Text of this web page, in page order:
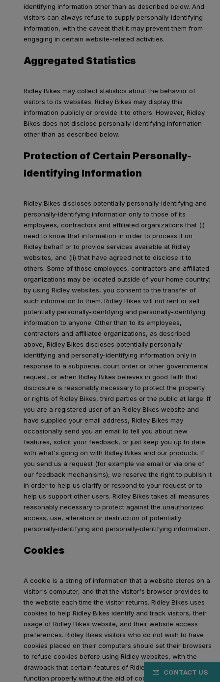
identifying information other than as described below. And
visitors can always refuse to supply personally-identifying
information, with the caveat that it may prevent them from
engaging in certain website-related activities.
Aggregated Statistics
Ridley Bikes may collect statistics about the behavior of
visitors to its websites. Ridley Bikes may display this
information publicly or provide it to others. However, Ridley
Bikes does not disclose personally-identifying information
other than as described below.
Protection of Certain Personally-
Identifying Information
Ridley Bikes discloses potentially personally-identifying and
personally-identifying information only to those of its
employees, contractors and affiliated organizations that (i)
need to know that information in order to process it on
Ridley behalf or to provide services available at Ridley
websites, and (ii) that have agreed not to disclose it to
others. Some of those employees, contractors and affiliated
organizations may be located outside of your home country;
by using Ridley websites, you consent to the transfer of
such information to them. Ridley Bikes will not rent or sell
potentially personally-identifying and personally-identifying
information to anyone. Other than to its employees,
contractors and affiliated organizations, as described
above, Ridley Bikes discloses potentially personally-
identifying and personally-identifying information only in
response to a subpoena, court order or other governmental
request, or when Ridley Bikes believes in good faith that
disclosure is reasonably necessary to protect the property
or rights of Ridley Bikes, third parties or the public at large. If
you are a registered user of an Ridley Bikes website and
have supplied your email address, Ridley Bikes may
occasionally send you an email to tell you about new
features, solicit your feedback, or just keep you up to date
with what's going on with Ridley Bikes and our products. If
you send us a request (for example via email or via one of
our feedback mechanisms), we reserve the right to publish it
in order to help us clarify or respond to your request or to
help us support other users. Ridley Bikes takes all measures
reasonably necessary to protect against the unauthorized
access, use, alteration or destruction of potentially
personally-identifying and personally-identifying information.
Cookies
A cookie is a string of information that a website stores on a
visitor's computer, and that the visitor's browser provides to
the website each time the visitor returns. Ridley Bikes uses
cookies to help Ridley Bikes identify and track visitors, their
usage of Ridley Bikes website, and their website access
preferences. Ridley Bikes visitors who do not wish to have
cookies placed on their computers should set their browsers
to refuse cookies before using Ridley websites, with the
drawback that certain features of Ridley websites may not
function properly without the aid of cookies.
CONTACT US